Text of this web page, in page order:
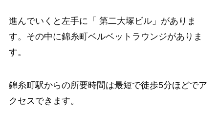
進んでいくと左手に「 第二大塚ビル」がありま
す。その中に錦糸町ベルベットラウンジがありま
す。
錦糸町駅からの所要時間は最短で徒歩5分ほどでア
クセスできます。